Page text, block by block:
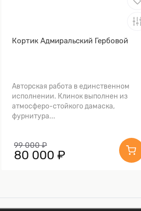
Кортик Адмиральский Гербовой
Авторская работа в единственном
исполнении. Клинок выполнен из
атмосферо-стойкого дамаска,
фурнитура...
99 000 ₽
80 000 ₽